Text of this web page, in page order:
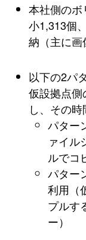
本社側の
小1,313個
納（主に画
以下の2パ
仮設拠点
し、その
パター
ァイル
ルでコ
パター
利用（
プルす
ー）